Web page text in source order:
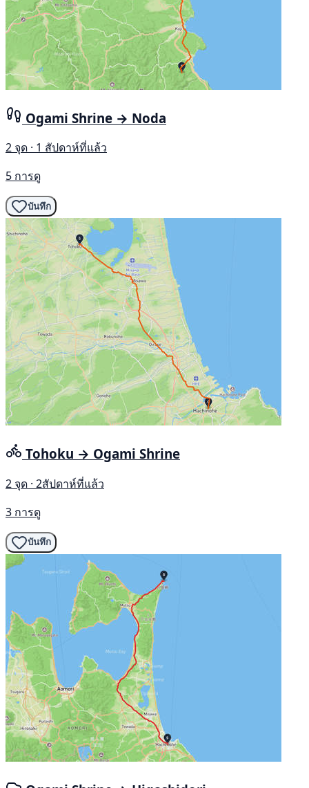
Ogami Shrine → Noda
2 จุด · 1 สัปดาห์ที่แล้ว
5 การดู
บันทึก
Tohoku → Ogami Shrine
2 จุด · 2สัปดาห์ที่แล้ว
3 การดู
บันทึก